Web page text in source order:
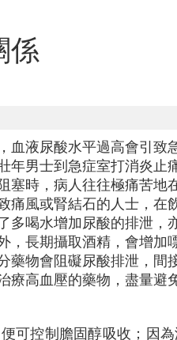
係
血液尿酸水平過高會引致
年男士到急症室打消炎止
塞時，病人往往極痛苦地
痛風或腎結石的人士，在
多喝水增加尿酸的排泄，
，長期攝取酒精，會增加
藥物會阻礙尿酸排泄，間
療高血壓的藥物，盡量避
可控制膽固醇吸收；因